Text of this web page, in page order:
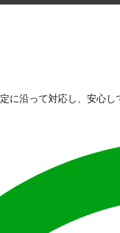
に沿って対応し、安心